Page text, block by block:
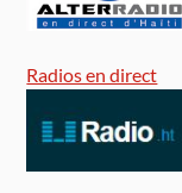
Radios en direct